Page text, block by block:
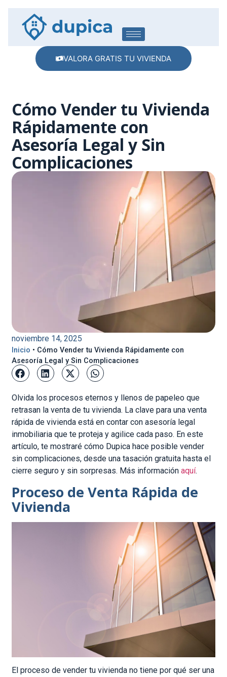
VALORA GRATIS TU VIVIENDA
Cómo Vender tu Vivienda
Rápidamente con
Asesoría Legal y Sin
Complicaciones
noviembre 14, 2025
Inicio • Cómo Vender tu Vivienda Rápidamente con
Asesoría Legal y Sin Complicaciones
Olvida los procesos eternos y llenos de papeleo que
retrasan la venta de tu vivienda. La clave para una venta
rápida de vivienda está en contar con asesoría legal
inmobiliaria que te proteja y agilice cada paso. En este
artículo, te mostraré cómo Dupica hace posible vender
sin complicaciones, desde una tasación gratuita hasta el
cierre seguro y sin sorpresas. Más informaciónaquí.
Proceso de Venta Rápida de
Vivienda
El proceso de vender tu vivienda no tiene por qué ser una